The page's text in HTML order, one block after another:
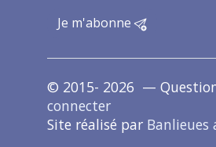
Je m'abonne
© 2015- 2026 —
connecter
Site réalisé par Banlieues